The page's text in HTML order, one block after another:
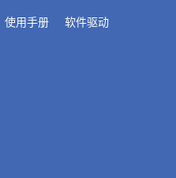
使用手册 软件驱动